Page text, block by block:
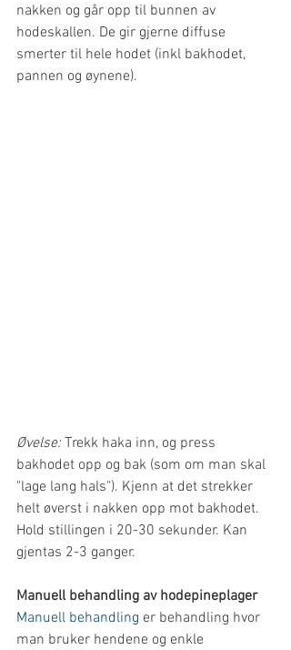
nakken og går opp til bunnen av
hodeskallen. De gir gjerne diffuse
smerter til hele hodet (inkl bakhodet,
pannen og øynene).
Øvelse: Trekk haka inn, og press
bakhodet opp og bak (som om man skal
"lage lang hals"). Kjenn at det strekker
helt øverst i nakken opp mot bakhodet.
Hold stillingen i 20-30 sekunder. Kan
gjentas 2-3 ganger.
Manuell behandling av hodepineplager
Manuell behandling er behandling hvor
man bruker hendene og enkle